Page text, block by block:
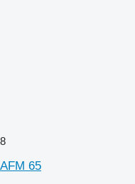
8
AFM 65